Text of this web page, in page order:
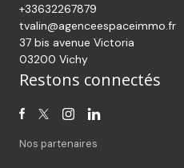
+33632267879
tvalin@agenceespaceimmo.fr
37 bis avenue Victoria
03200 Vichy
Restons connectés
Nos partenaires